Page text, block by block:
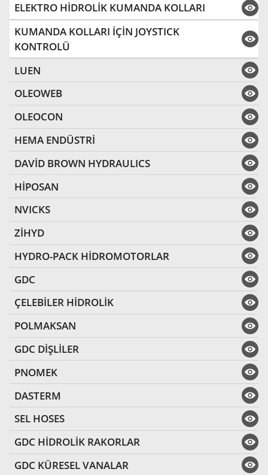
ELEKTRO HİDROLİK KUMANDA KOLLARI
KUMANDA KOLLARI İÇİN JOYSTICK
KONTROLÜ
LUEN
OLEOWEB
OLEOCON
HEMA ENDÜSTRİ
DAVİD BROWN HYDRAULICS
HİPOSAN
NVICKS
ZİHYD
HYDRO-PACK HİDROMOTORLAR
GDC
ÇELEBİLER HİDROLİK
POLMAKSAN
GDC DİŞLİLER
PNOMEK
DASTERM
SEL HOSES
GDC HİDROLİK RAKORLAR
GDC KÜRESEL VANALAR